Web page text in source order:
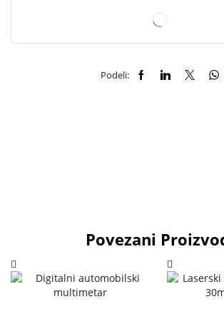
Podeli:
Povezani